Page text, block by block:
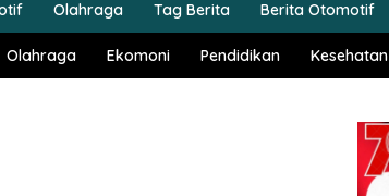
Olahraga Tag Berita Berita Otomotif
Olahraga Ekomoni Pendidikan Kesehatan